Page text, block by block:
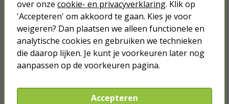
CEE verloopkabel | Goobay | 5
meter (16A, 230V, 3x2.5mm², IP44,
CEE naar CEE en schuko
contrastekker, 90°)
35,50
over onze cookie- en privacyverklaring. Klik op
'Accepteren' om akkoord te gaan. Kies je voor
weigeren? Dan plaatsen we alleen functionele en
analytische cookies en gebruiken we technieken
die daarop lijken. Je kunt je voorkeuren later nog
aanpassen op de voorkeuren pagina.
Accepteren